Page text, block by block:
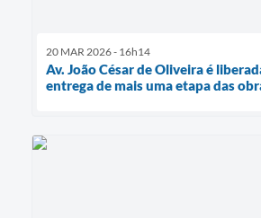
20 MAR 2026 - 16h14
Av. João César de Oliveira é
entrega de mais uma etapa das